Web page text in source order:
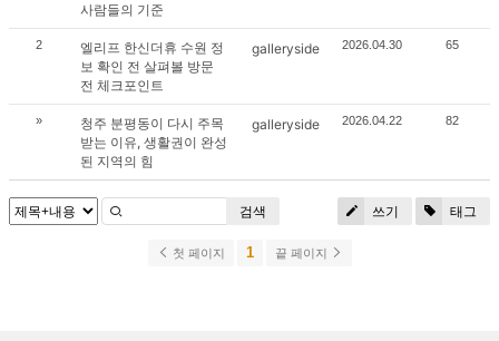
사람들의 기준
2
엘리프 한신더휴 수원 정
보 확인 전 살펴볼 방문
전 체크포인트
galleryside 2026.04.30 65
»
청주 분평동이 다시 주목
받는 이유, 생활권이 완성
된 지역의 힘
galleryside 2026.04.22 82
쓰기 태그
검색
첫 페이지 1 끝 페이지